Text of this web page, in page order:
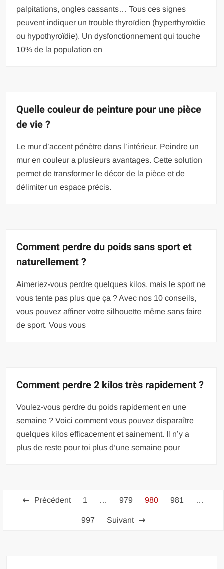
palpitations, ongles cassants… Tous ces signes
peuvent indiquer un trouble thyroïdien (hyperthyroïdie
ou hypothyroïdie). Un dysfonctionnement qui touche
10% de la population en
Quelle couleur de peinture pour une pièce
de vie ?
Le mur d’accent pénètre dans l’intérieur. Peindre un
mur en couleur a plusieurs avantages. Cette solution
permet de transformer le décor de la pièce et de
délimiter un espace précis.
Comment perdre du poids sans sport et
naturellement ?
Aimeriez-vous perdre quelques kilos, mais le sport ne
vous tente pas plus que ça ? Avec nos 10 conseils,
vous pouvez affiner votre silhouette même sans faire
de sport. Vous vous
Comment perdre 2 kilos très rapidement ?
Voulez-vous perdre du poids rapidement en une
semaine ? Voici comment vous pouvez disparaître
quelques kilos efficacement et sainement. Il n’y a
plus de reste pour toi plus d’une semaine pour
Pagination
publications
Précédent 1 … 979 980 981 …
997 Suivant